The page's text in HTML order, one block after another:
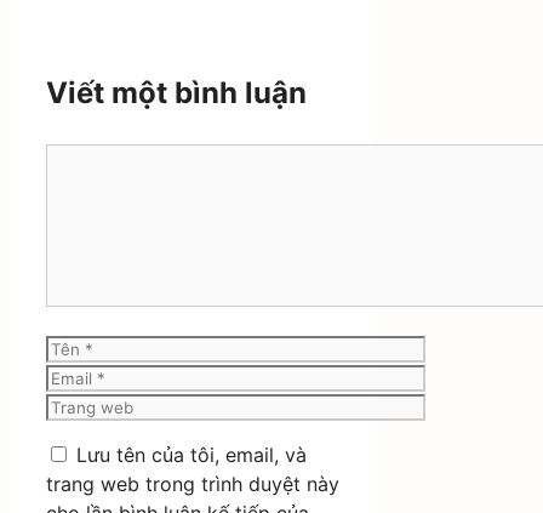
Viết một bình luận
Tên
Email
Trang
Lưu tên của tôi, email, và
trang web trong trình duyệt này